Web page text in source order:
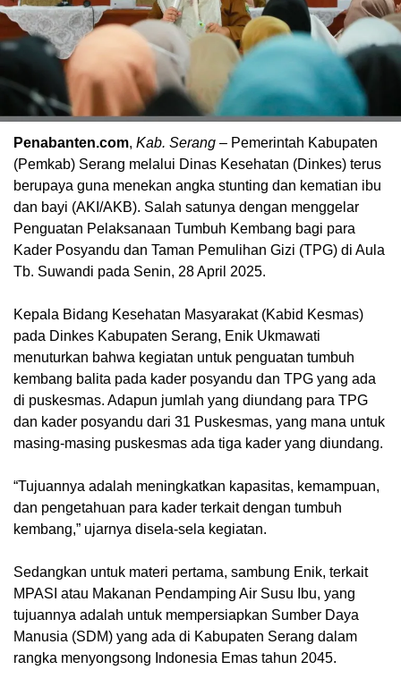
Penabanten.com, Kab. Serang – Pemerintah Kabupaten
(Pemkab) Serang melalui Dinas Kesehatan (Dinkes) terus
berupaya guna menekan angka stunting dan kematian ibu
dan bayi (AKI/AKB). Salah satunya dengan menggelar
Penguatan Pelaksanaan Tumbuh Kembang bagi para
Kader Posyandu dan Taman Pemulihan Gizi (TPG) di Aula
Tb. Suwandi pada Senin, 28 April 2025.
Kepala Bidang Kesehatan Masyarakat (Kabid Kesmas)
pada Dinkes Kabupaten Serang, Enik Ukmawati
menuturkan bahwa kegiatan untuk penguatan tumbuh
kembang balita pada kader posyandu dan TPG yang ada
di puskesmas. Adapun jumlah yang diundang para TPG
dan kader posyandu dari 31 Puskesmas, yang mana untuk
masing-masing puskesmas ada tiga kader yang diundang.
“Tujuannya adalah meningkatkan kapasitas, kemampuan,
dan pengetahuan para kader terkait dengan tumbuh
kembang,” ujarnya disela-sela kegiatan.
Sedangkan untuk materi pertama, sambung Enik, terkait
MPASI atau Makanan Pendamping Air Susu Ibu, yang
tujuannya adalah untuk mempersiapkan Sumber Daya
Manusia (SDM) yang ada di Kabupaten Serang dalam
rangka menyongsong Indonesia Emas tahun 2045.